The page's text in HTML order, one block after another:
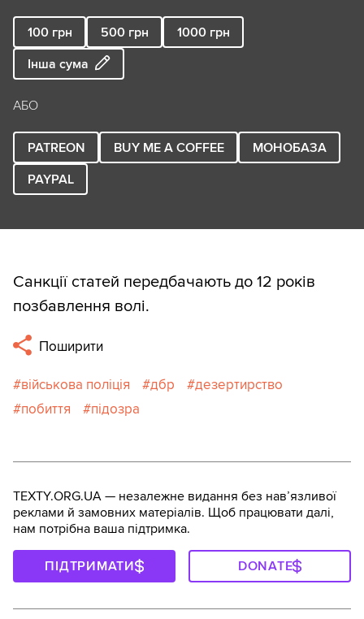
100 грн 500 грн 1000 грн
Інша сума
АБО
PATREON BUY ME A COFFEE
МОНОБАЗА
PAYPAL
Санкції статей передбачають до 12 років
позбавлення волі.
Поширити
військова поліція дбр
дезертирство
побиття
підозра
TEXTY.ORG.UA — незалежне видання без навʼязливої
реклами й замовних матеріалів. Щоб працювати далі,
нам потрібна ваша підтримка.
ПІДТРИМАТИ DONATE